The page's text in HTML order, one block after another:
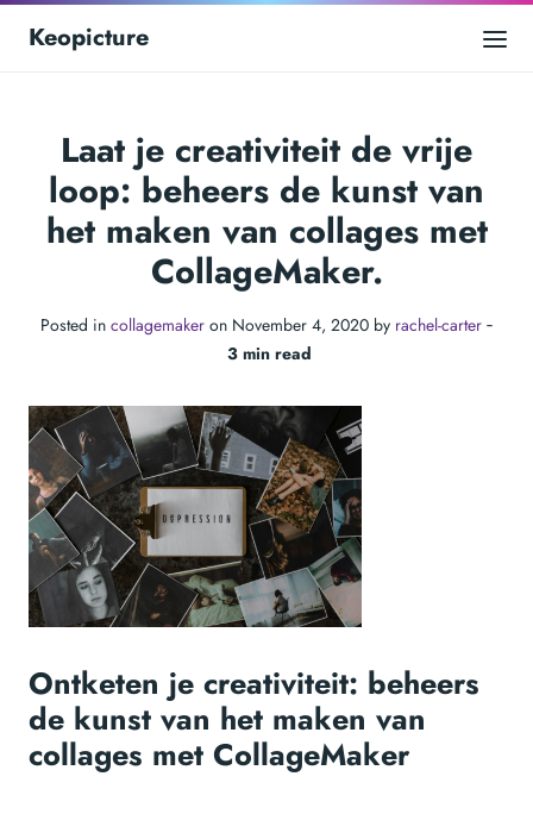
Keopicture
Laat je creativiteit de vrije
loop: beheers de kunst van
het maken van collages met
CollageMaker.
Posted in collagemaker on November 4, 2020 by rachel-carter ‐
3 min read
Ontketen je creativiteit: beheers
de kunst van het maken van
collages met CollageMaker